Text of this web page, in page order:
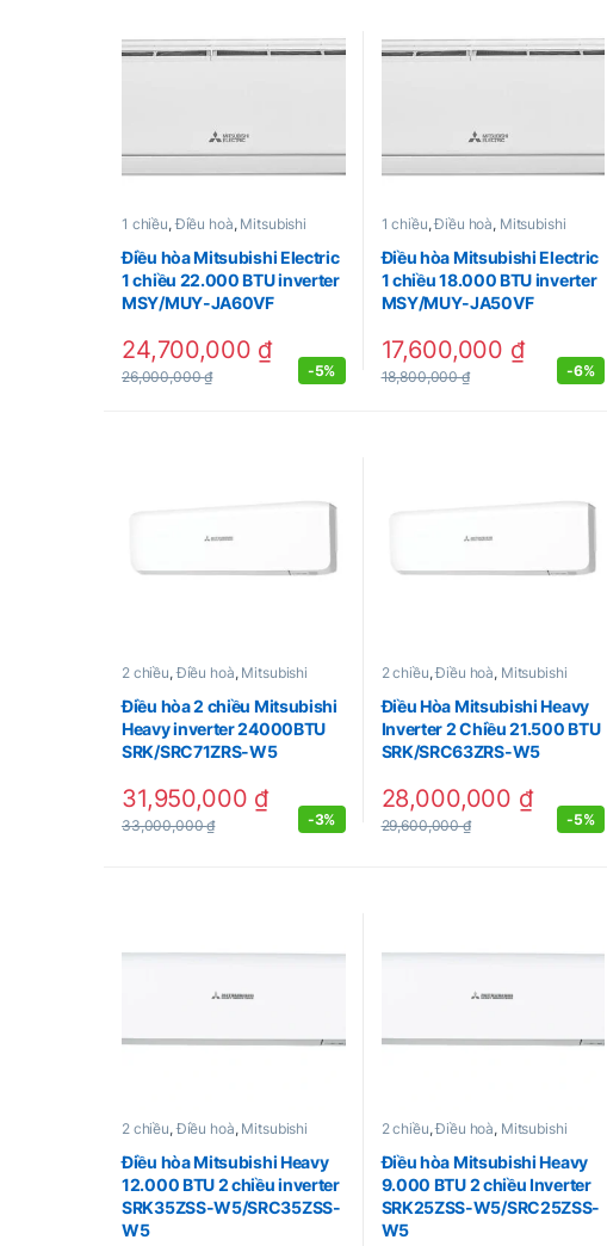
1 chiều,Điều hoà, Mitsubishi
Điều hòa Mitsubishi Electric
1 chiều 22.000 BTU inverter
MSY/MUY-JA60VF
24,700,000 ₫
26,000,000₫ -5%
1 chiều,Điều hoà, Mitsubishi
Điều hòa Mitsubishi Electric
1 chiều 18.000 BTU inverter
MSY/MUY-JA50VF
17,600,000 ₫
18,800,000₫ -6%
2 chiều,Điều hoà, Mitsubishi
Điều hòa 2 chiều Mitsubishi
Heavy inverter 24000BTU
SRK/SRC71ZRS-W5
31,950,000 ₫
33,000,000₫ -3%
2 chiều,Điều hoà, Mitsubishi
Điều Hòa Mitsubishi Heavy
Inverter 2 Chiều 21.500 BTU
SRK/SRC63ZRS-W5
28,000,000 ₫
29,600,000₫ -5%
2 chiều,Điều hoà, Mitsubishi
Điều hòa Mitsubishi Heavy
12.000 BTU 2 chiều inverter
SRK35ZSS-W5/SRC35ZSS-
W5
2 chiều,Điều hoà, Mitsubishi
Điều hòa Mitsubishi Heavy
9.000 BTU 2 chiều Inverter
SRK25ZSS-W5/SRC25ZSS-
W5